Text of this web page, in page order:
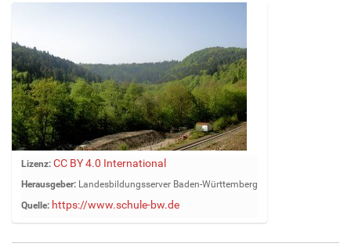
Z
e
g
e
B
Lizenz: CC BY 4.0 International
Herausgeber: Landesbildungsserver Baden-Württemberg
Quelle: https://www.schule-bw.de